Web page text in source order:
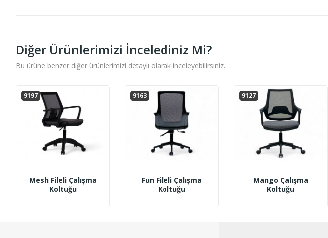
Diğer Ürünlerimizi İncelediniz Mi?
Bu ürüne benzer diğer ürünlerimizi detaylı olarak inceleyebilirsiniz.
9197
Mesh Fileli Çalışma
Koltuğu
9163
Fun Fileli Çalışma
Koltuğu
9127
Mango Çalışma
Koltuğu